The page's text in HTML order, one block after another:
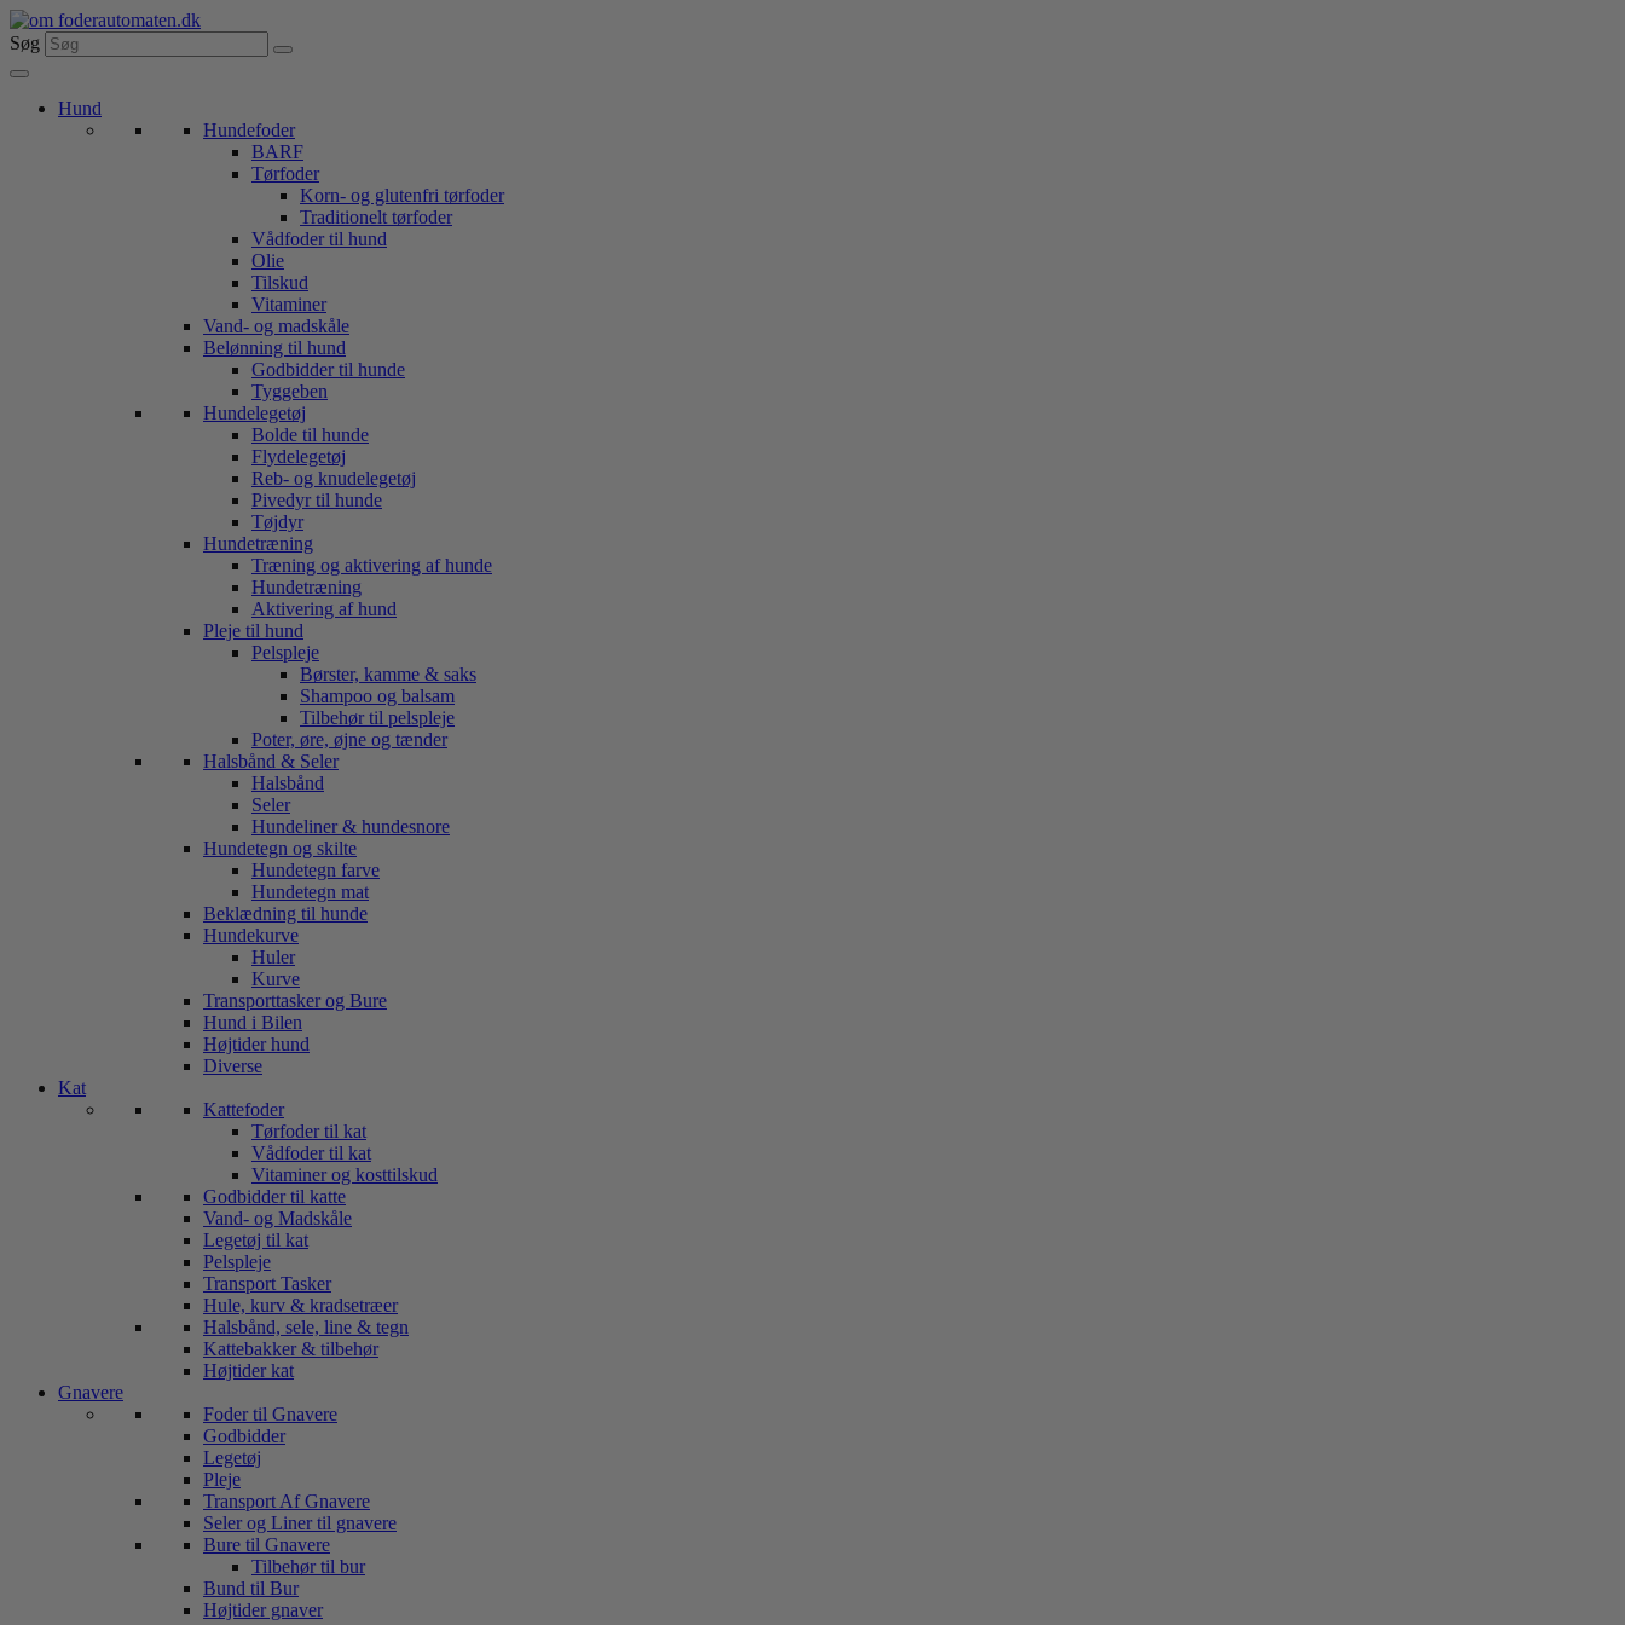
Videre
til
indhold
Søg
Hund
Hundefoder
BARF
Tørfoder
Korn- og glutenfri tørfoder
Traditionelt tørfoder
Vådfoder til hund
Olie
Tilskud
Vitaminer
Vand- og madskåle
Belønning til hund
Godbidder til hunde
Tyggeben
Hundelegetøj
Bolde til hunde
Flydelegetøj
Reb- og knudelegetøj
Pivedyr til hunde
Tøjdyr
Hundetræning
Træning og aktivering af hunde
Hundetræning
Aktivering af hund
Pleje til hund
Pelspleje
Børster, kamme & saks
Shampoo og balsam
Tilbehør til pelspleje
Poter, øre, øjne og tænder
Halsbånd & Seler
Halsbånd
Seler
Hundeliner & hundesnore
Hundetegn og skilte
Hundetegn farve
Hundetegn mat
Beklædning til hunde
Hundekurve
Huler
Kurve
Transporttasker og Bure
Hund i Bilen
Højtider hund
Diverse
Kat
Kattefoder
Tørfoder til kat
Vådfoder til kat
Vitaminer og kosttilskud
Godbidder til katte
Vand- og Madskåle
Legetøj til kat
Pelspleje
Transport Tasker
Hule, kurv & kradsetræer
Halsbånd, sele, line & tegn
Kattebakker & tilbehør
Højtider kat
Gnavere
Foder til Gnavere
Godbidder
Legetøj
Pleje
Transport Af Gnavere
Seler og Liner til gnavere
Bure til Gnavere
Tilbehør til bur
Bund til Bur
Højtider gnaver